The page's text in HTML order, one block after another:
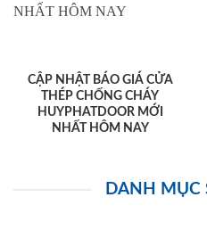
CẬP NHẬT BÁO GIÁ CỬA
THÉP CHỐNG CHÁY
HUYPHATDOOR MỚI
NHẤT HÔM NAY
DANH MỤC